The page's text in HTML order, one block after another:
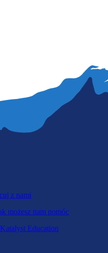
z nami
możesz nam pomóc
Education